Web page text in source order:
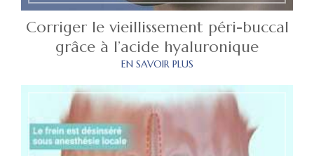
Corriger le vieillissement péri-buccal
grâce à l’acide hyaluronique
EN SAVOIR PLUS